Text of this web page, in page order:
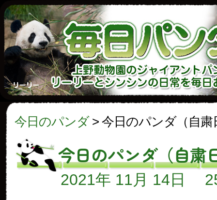
今日のパンダ> 今日のパンダ（自粛
今日のパンダ（自粛
2021年 11月 14日